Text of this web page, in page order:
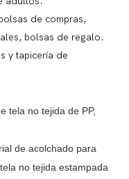
de compras,
bolsas de regalo.
y tapicería de
tela no tejida de PP,
de acolchado para
no tejida estampada